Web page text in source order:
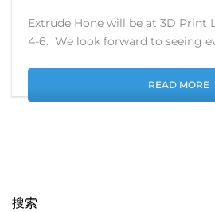
Extrude Hone will be at 3D Print
4-6. We look forward to seeing
READ MORE
搜索